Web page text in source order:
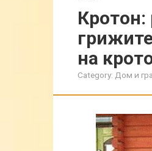
на
Category: Дом и